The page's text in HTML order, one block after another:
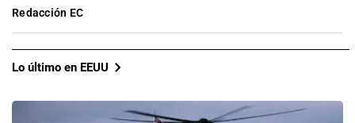
Redacción EC
Lo último en EEUU